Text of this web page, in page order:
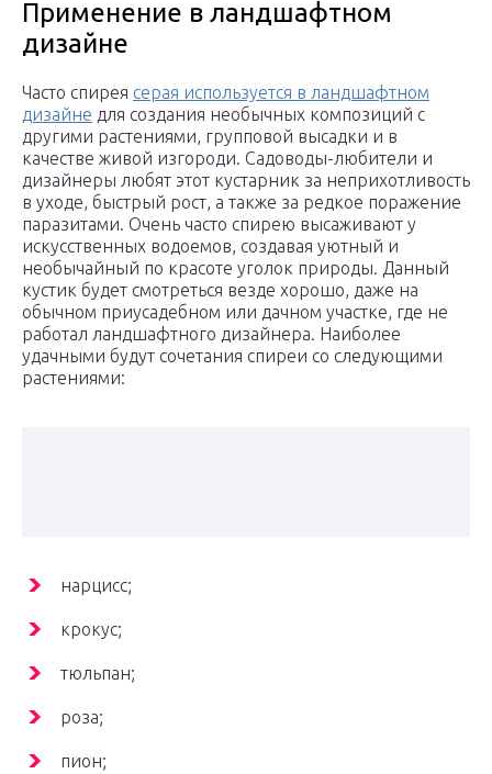
Применение в ландшафтном
дизайне
Часто спирея серая используется в ландшафтном
дизайне для создания необычных композиций с
другими растениями, групповой высадки и в
качестве живой изгороди. Садоводы-любители и
дизайнеры любят этот кустарник за неприхотливость
в уходе, быстрый рост, а также за редкое поражение
паразитами. Очень часто спирею высаживают у
искусственных водоемов, создавая уютный и
необычайный по красоте уголок природы. Данный
кустик будет смотреться везде хорошо, даже на
обычном приусадебном или дачном участке, где не
работал ландшафтного дизайнера. Наиболее
удачными будут сочетания спиреи со следующими
растениями:
нарцисс;
крокус;
тюльпан;
роза;
пион;